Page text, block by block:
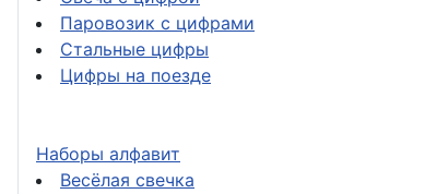
Паровозик с цифрами
Стальные цифры
Цифры на поезде
Наборы алфавит
Весёлая свечка